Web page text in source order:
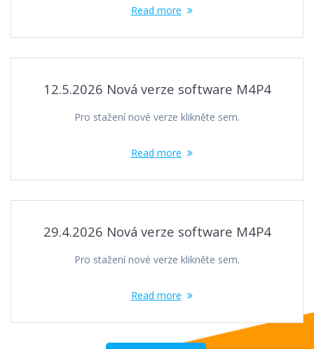
Read more
12.5.2026 Nová verze software M4P4
Pro stažení nové verze klikněte sem.
Read more
29.4.2026 Nová verze software M4P4
Pro stažení nové verze klikněte sem.
Read more